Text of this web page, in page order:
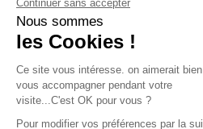
lyoncapitale.fr
olympique-et-lyonnais.com
L'application Iphone /
Téléchargez